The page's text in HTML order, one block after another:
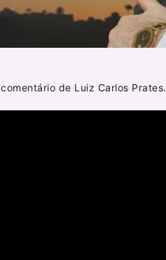
de Luiz Carlos Prates.